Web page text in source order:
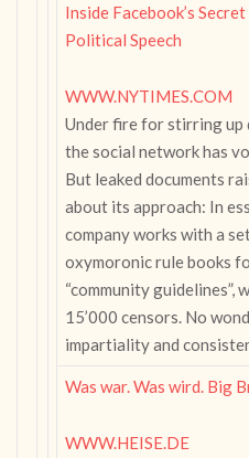
Inside Facebook’s
Political Speech
WWW.NYTIMES.COM
Under fire for stirring up
the social network has
But leaked documents
about its approach: In
company works with a
oxymoronic rule books
“community guidelines”,
15’000 censors. No
impartiality and
Was war. Was wird. Big
WWW.HEISE.DE